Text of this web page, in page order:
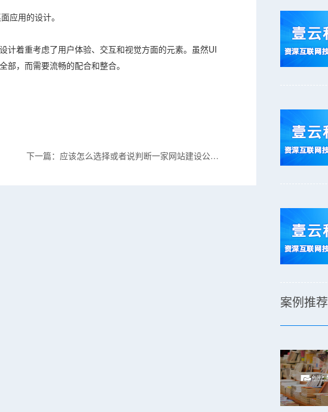
应用的设计。
计着重考虑了用户体验、交互和视觉方面的元素。虽然UI
，而需要流畅的配合和整合。
下一篇：应该怎么选择或者说判断一家网站建设公司
案例推荐